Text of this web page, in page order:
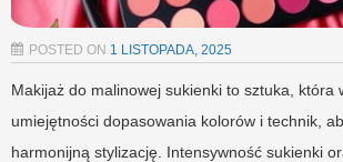
POSTED ON 1 LISTOPADA, 2025
Makijaż do malinowej sukienki to sztuka, która
umiejętności dopasowania kolorów i technik,
harmonijną stylizację. Intensywność sukienki